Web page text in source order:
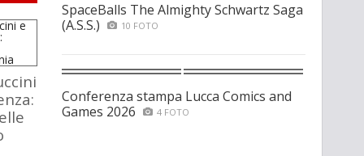
SpaceBalls The Almighty Schwartz Saga
(A.S.S.)
10 FOTO
Conferenza stampa Lucca Comics and
Games 2026
4 FOTO